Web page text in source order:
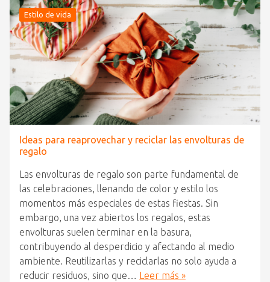
Estilo de vida
Ideas para reaprovechar y reciclar las envolturas de
regalo
Las envolturas de regalo son parte fundamental de
las celebraciones, llenando de color y estilo los
momentos más especiales de estas fiestas. Sin
embargo, una vez abiertos los regalos, estas
envolturas suelen terminar en la basura,
contribuyendo al desperdicio y afectando al medio
ambiente. Reutilizarlas y reciclarlas no solo ayuda a
reducir residuos, sino que…
Leer más »